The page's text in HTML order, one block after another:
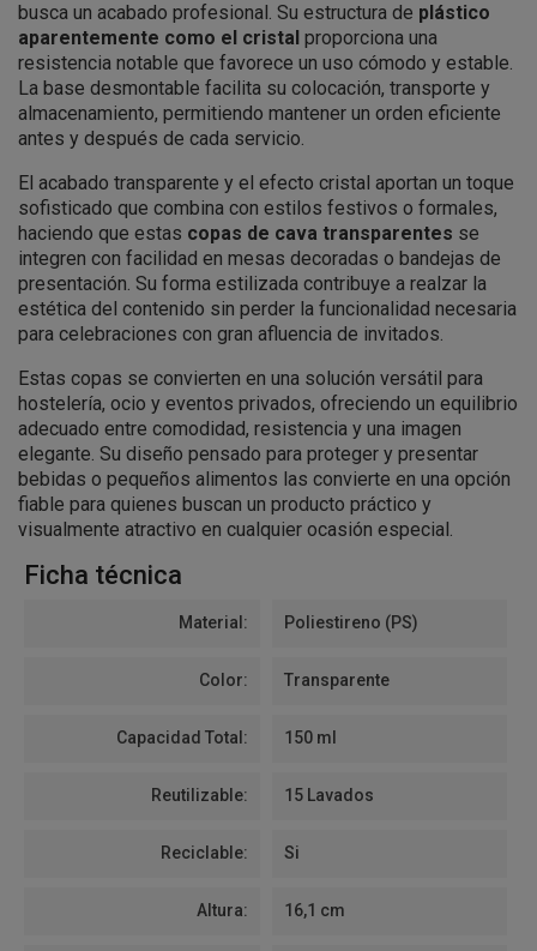
busca un acabado profesional. Su estructura de plástico
aparentemente como el cristal proporciona una
resistencia notable que favorece un uso cómodo y estable.
La base desmontable facilita su colocación, transporte y
almacenamiento, permitiendo mantener un orden eficiente
antes y después de cada servicio.
El acabado transparente y el efecto cristal aportan un toque
sofisticado que combina con estilos festivos o formales,
haciendo que estas copas de cava transparentes se
integren con facilidad en mesas decoradas o bandejas de
presentación. Su forma estilizada contribuye a realzar la
estética del contenido sin perder la funcionalidad necesaria
para celebraciones con gran afluencia de invitados.
Estas copas se convierten en una solución versátil para
hostelería, ocio y eventos privados, ofreciendo un equilibrio
adecuado entre comodidad, resistencia y una imagen
elegante. Su diseño pensado para proteger y presentar
bebidas o pequeños alimentos las convierte en una opción
fiable para quienes buscan un producto práctico y
visualmente atractivo en cualquier ocasión especial.
Ficha técnica
Material: Poliestireno (PS)
Color: Transparente
Capacidad Total: 150 ml
Reutilizable: 15 Lavados
Reciclable: Si
Altura: 16,1 cm